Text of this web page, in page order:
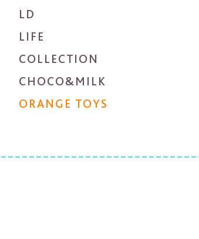
LD
LIFE
COLLECTION
CHOCO&MILK
ORANGE TOYS